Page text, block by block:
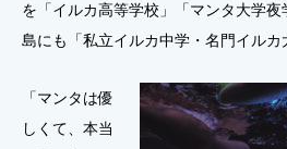
を「イルカ高等学校」「マンタ大学
島にも「私立イルカ中学・名門イルカ
「マンタは優
しくて、本当